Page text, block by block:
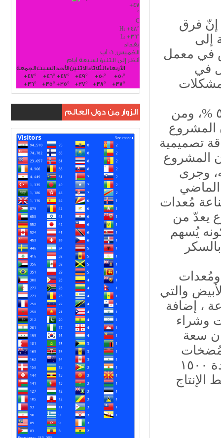
إنّ فرق
إلى
في معمل
في
واضاف البيان"إن نسبة إنجاز المشروع بلغت ٥٦ %، ومن
٢٠٢٤. مُبينا إن المشروع
تصميمية
إن المشروع
له، وجرى
مُعدات
يعدّ من
يُسهم
ومُعدات
والتي
طن في الساعة ، إضافة
وشراء
سعة
مُضخات
مُتعددة المراحل، كذلك تجهيز مولدة ١٥٠٠ Kv مع تجهيز
+47
°
C
H: +48°
L: +36°
بغداد
الخميس, 06 آب
أنظر إلى التنبؤ لسبعة أيام
الجمعةالسبتالأحدالاثنينالثلاثاءالأربعاء
+47° +46° +47° +49° +50° +50°
+36° +35°+35° +37° +38° +37°
الزوار من دول العالم